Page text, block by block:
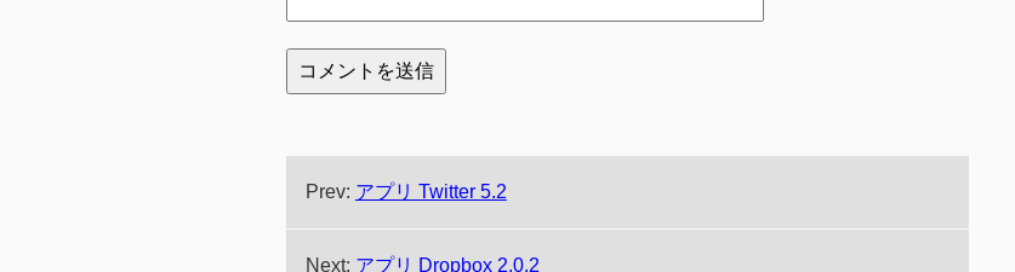
Prev: アプリ Twitter 5.2
Next: アプリ Dropbox 2.0.2